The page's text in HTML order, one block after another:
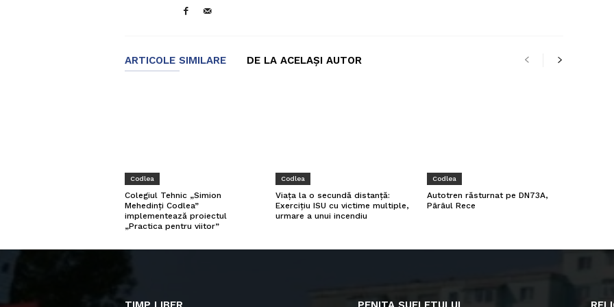
ARTICOLE SIMILARE DE LA ACELAȘI AUTOR
Codlea
Colegiul Tehnic „Simion
Mehedinți Codlea”
implementează proiectul
„Practica pentru viitor”
Codlea
Viața la o secundă distanță:
Exercițiu ISU cu victime multiple,
urmare a unui incendiu
Codlea
Autotren răsturnat pe DN73A,
Pârâul Rece